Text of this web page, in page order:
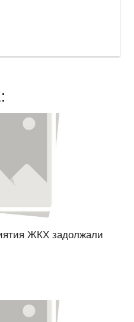
ЖКХ задолжали